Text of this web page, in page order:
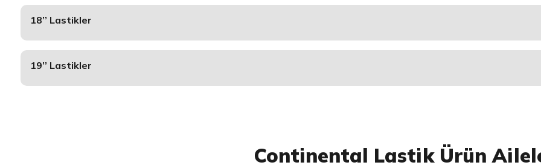
18’’ Lastikler
19’’ Lastikler
Continental Lastik Ürün